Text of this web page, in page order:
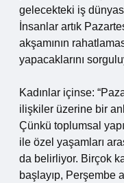
gelecekteki iş
İnsanlar artık
akşamının
yapacaklarını
Kadınlar içinse:
ilişkiler üzerine bir
Çünkü toplumsal
ile özel yaşamları
da belirliyor. Birçok
başlayıp, Perşembe